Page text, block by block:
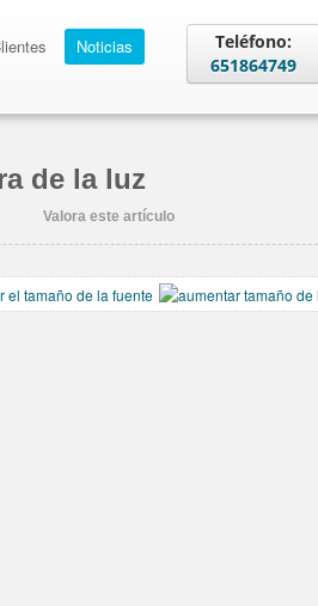
Noticias
Teléfono:
651864749
de la luz
Valora este artículo